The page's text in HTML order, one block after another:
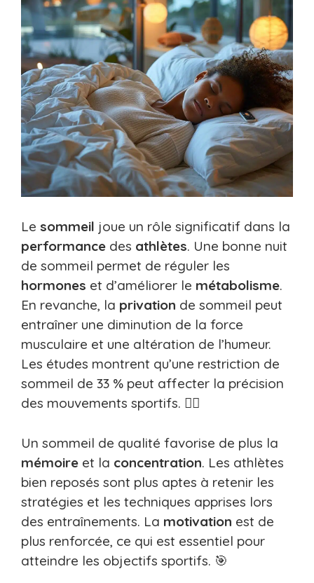
Le sommeil joue un rôle significatif dans la
performance des athlètes. Une bonne nuit
de sommeil permet de réguler les
hormones et d’améliorer le métabolisme.
En revanche, la privation de sommeil peut
entraîner une diminution de la force
musculaire et une altération de l’humeur.
Les études montrent qu’une restriction de
sommeil de 33 % peut affecter la précision
des mouvements sportifs. 🏋️‍♂️
Un sommeil de qualité favorise de plus la
mémoire et la concentration. Les athlètes
bien reposés sont plus aptes à retenir les
stratégies et les techniques apprises lors
des entraînements. La motivation est de
plus renforcée, ce qui est essentiel pour
atteindre les objectifs sportifs. 🎯